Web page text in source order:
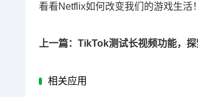
看看Netflix如何改变我们的游戏生活！
相关应用